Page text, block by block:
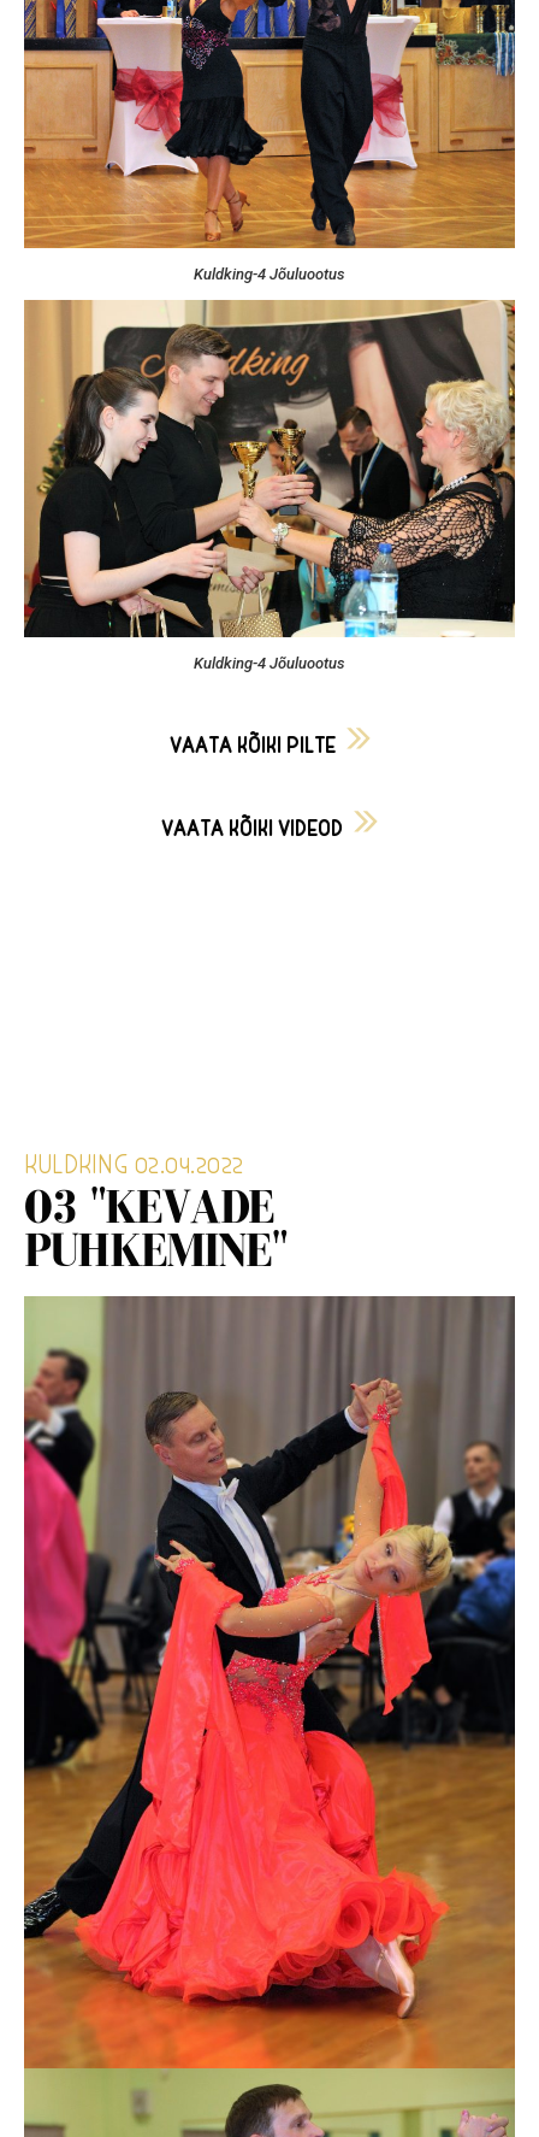
Kuldking-4 Jõuluootus
Kuldking-4 Jõuluootus
VAATA KÕIKI PILTE
VAATA KÕIKI VIDEOD
KULDKING 02.04.2022
03 "KEVADE
PUHKEMINE"